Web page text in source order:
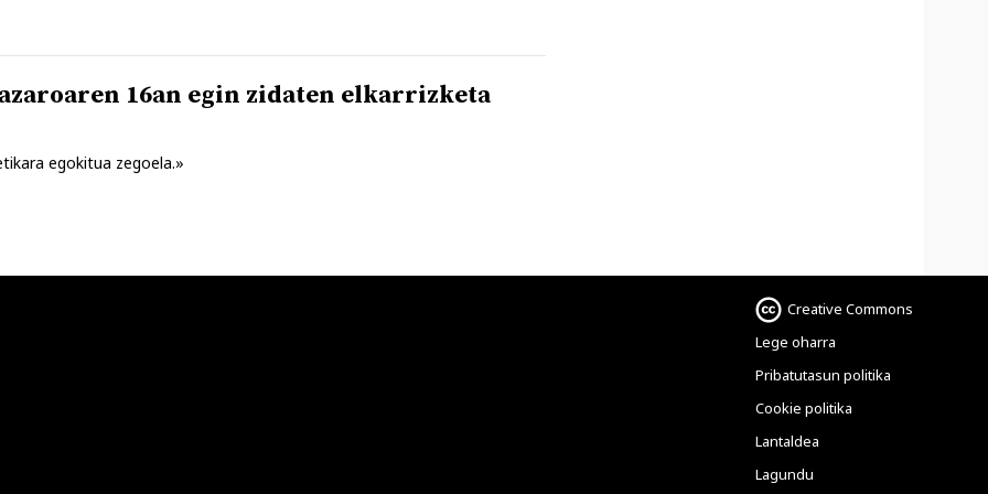
16an egin zidaten elkarrizketa
egokitua zegoela.»
Creative Commons
Lege oharra
Pribatutasun politika
Cookie politika
Lantaldea
Lagundu